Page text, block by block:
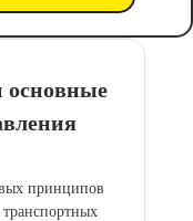
основные
принципов
транспортных